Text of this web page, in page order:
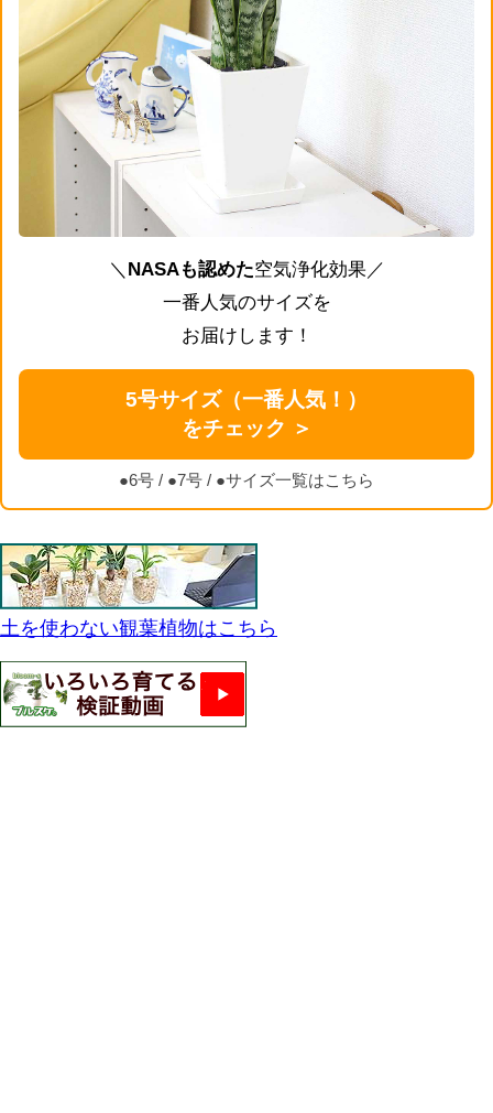
＼ NASAも認めた空気浄化効果／
一番人気のサイズを
お届けします！
5号サイズ（一番人気！）
をチェック ＞
●6号 / ●7号 / ●サイズ一覧はこちら
土を使わない観葉植物はこちら